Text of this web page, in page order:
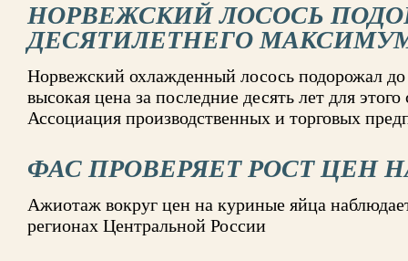
НОРВЕЖСКИЙ ЛОСОСЬ
ДЕСЯТИЛЕТНЕГО
Норвежский охлажденный лосось подорожал
высокая цена за последние десять лет для этого
Ассоциация производственных и торговых
ФАС ПРОВЕРЯЕТ РОСТ ЦЕН
Ажиотаж вокруг цен на куриные яйца
регионах Центральной России